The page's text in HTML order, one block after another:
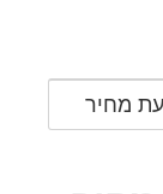
מחיר